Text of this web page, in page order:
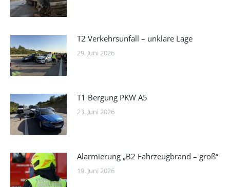
T2 Verkehrsunfall – unklare Lage
29. Juni 2026
T1 Bergung PKW A5
23. Juni 2026
Alarmierung „B2 Fahrzeugbrand – groß“
19. Juni 2026